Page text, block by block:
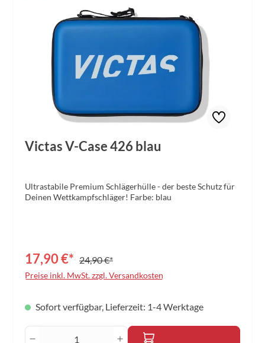
Victas V-Case 426 blau
Ultrastabile Premium Schlägerhülle - der beste Schutz für
Deinen Wettkampfschläger! Farbe: blau
17,90 €* 24,90 €*
Preise inkl. MwSt. zzgl. Versandkosten
Sofort verfügbar, Lieferzeit: 1-4 Werktage
Produkt Anzahl: Gib den gewünschten